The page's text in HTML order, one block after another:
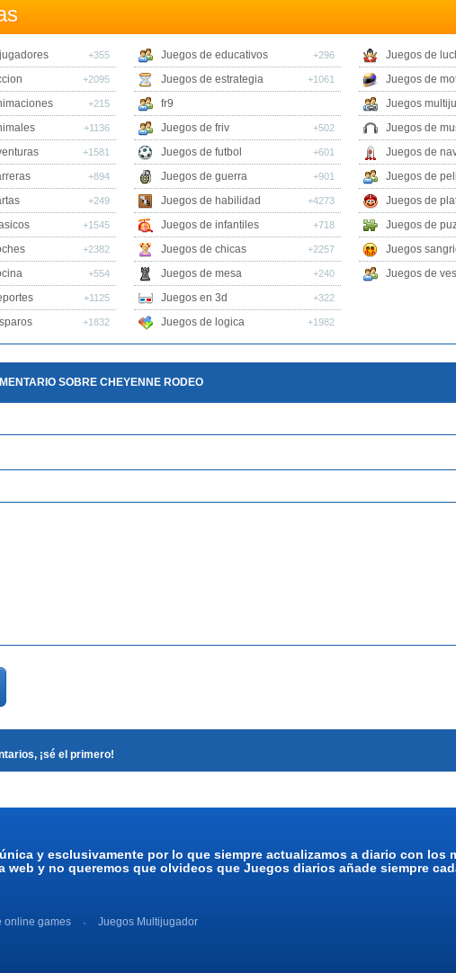
+355
+2095
+215
+1136
+1581
+894
+249
+1545
+2382
+554
+1125
+1832
Juegos de educativos +296
Juegos de estrategia +1061
fr9
Juegos de friv
+502
Juegos de futbol +601
Juegos de guerra +901
Juegos de habilidad +4273
Juegos de infantiles +718
Juegos de chicas +2257
Juegos de mesa +240
Juegos en 3d +322
Juegos de logica +1982
Juegos de
Juegos de
Juegos
Juegos de
Juegos de
Juegos de
Juegos de
Juegos de
Juegos
Juegos de
SOBRE CHEYENNE RODEO
¡sé el primero!
y esclusivamente por lo que siempre actualizamos a diario con
y no queremos que olvideos que Juegos diarios añade siempre
online games Juegos Multijugador